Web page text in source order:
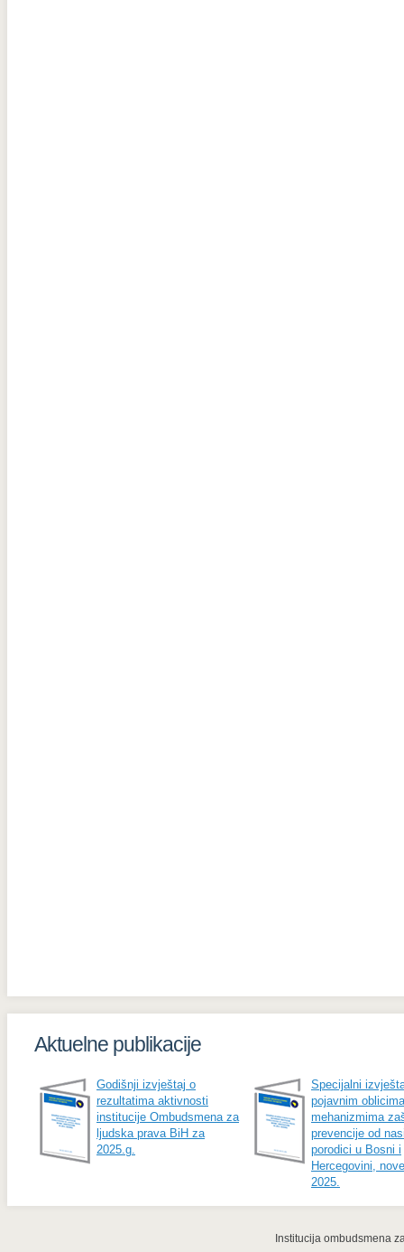
Aktuelne publikacije
Godišnji izvještaj o
rezultatima aktivnosti
institucije Ombudsmena za
ljudska prava BiH za
2025.g.
Specijalni
pojavnim
mehanizmima
prevencije od
porodici u Bosni i
Hercegovini,
2025.
Institucija ombudsmena